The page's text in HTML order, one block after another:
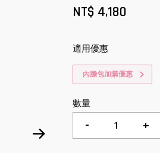
NT$ 4,180
適用優惠
內膽包加購優惠
數量
- +